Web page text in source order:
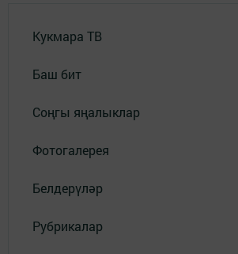
Кукмара ТВ
Баш бит
Соңгы яңалыклар
Фотогалерея
Белдерүләр
Рубрикалар